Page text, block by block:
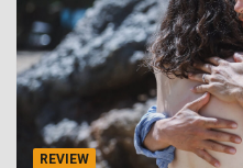
REVIEW